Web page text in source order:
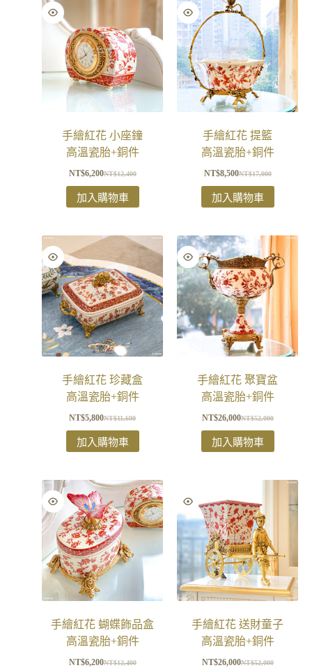
手繪紅花 小座鐘
高溫瓷胎+銅件
NT$12,400
NT$6,200
加入購物車
手繪紅花 提籃
高溫瓷胎+銅件
NT$17,000
NT$8,500
加入購物車
手繪紅花 珍藏盒
高溫瓷胎+銅件
NT$11,600
NT$5,800
加入購物車
手繪紅花 聚寶盆
高溫瓷胎+銅件
NT$52,000
NT$26,000
加入購物車
手繪紅花 蝴蝶飾品盒
高溫瓷胎+銅件
NT$12,400
NT$6,200
手繪紅花 送財童子
高溫瓷胎+銅件
NT$52,000
NT$26,000